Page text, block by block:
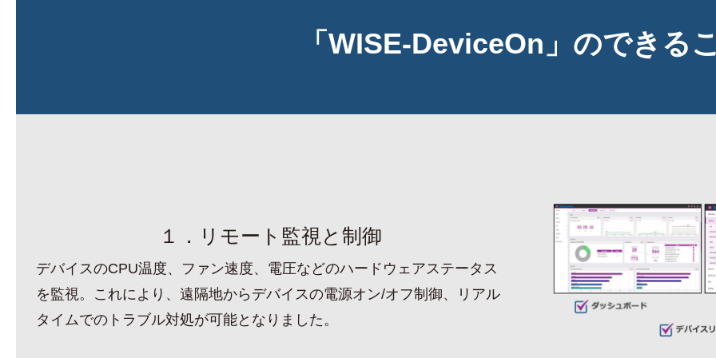
「WISE-DeviceOn」のできる
１．リモート監視と制御
デバイスのCPU温度、ファン速度、電圧などのハードウェアステータス
を監視。これにより、遠隔地からデバイスの電源オン/オフ制御、リアル
タイムでのトラブル対処が可能となりました。